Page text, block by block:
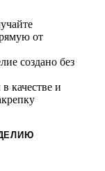
от
создано без
качестве и